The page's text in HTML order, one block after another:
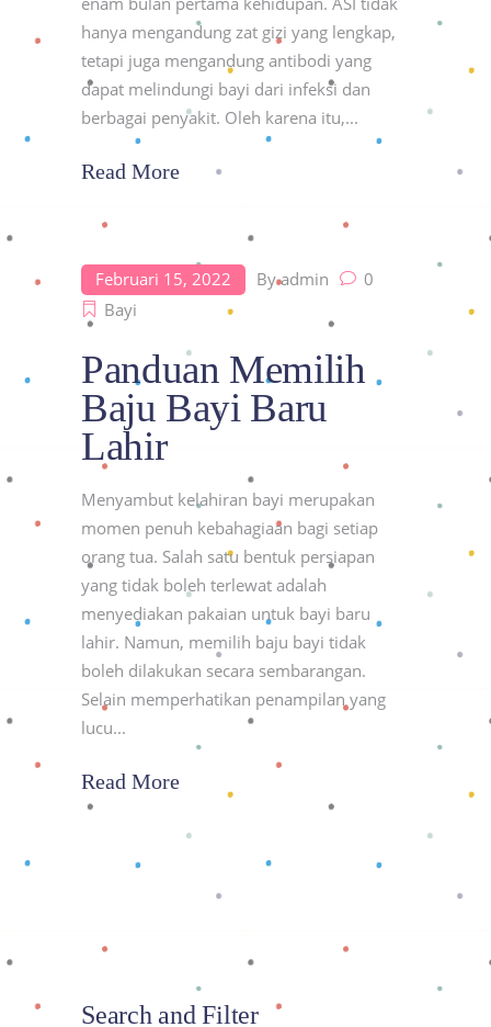
hanya mengandung zat gizi yang lengkap,
tetapi juga mengandung antibodi yang
dapat melindungi bayi dari infeksi dan
berbagai penyakit. Oleh karena itu,
Read More
Februari 15, 2022 Byadmin
0
Bayi
Panduan Memilih
Baju Bayi Baru
Lahir
Menyambut kelahiran bayi merupakan
momen penuh kebahagiaan bagi setiap
orang tua. Salah satu bentuk persiapan
yang tidak boleh terlewat adalah
menyediakan pakaian untuk bayi baru
lahir. Namun, memilih baju bayi tidak
boleh dilakukan secara sembarangan.
Selain memperhatikan penampilan yang
lucu
Read More
Search and Filter